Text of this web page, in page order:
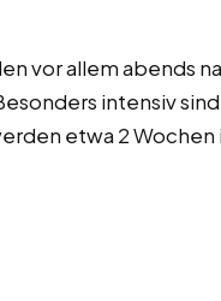
vor allem abends
intensiv
etwa 2